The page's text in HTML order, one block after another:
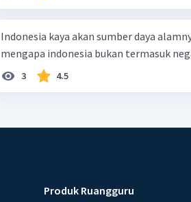
Indonesia kaya akan sumber daya
mengapa indonesia bukan termasuk
3 4.5
Produk Ruangguru